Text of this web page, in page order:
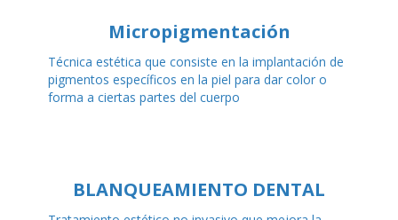
Micropigmentación
Técnica estética que consiste en la implantación de
pigmentos específicos en la piel para dar color o
forma a ciertas partes del cuerpo
BLANQUEAMIENTO DENTAL